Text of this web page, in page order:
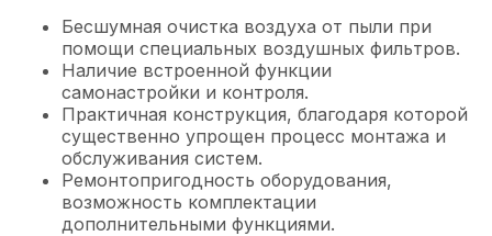
Бесшумная очистка воздуха от пыли при
помощи специальных воздушных фильтров.
Наличие встроенной функции
самонастройки и контроля.
Практичная конструкция, благодаря которой
существенно упрощен процесс монтажа и
обслуживания систем.
Ремонтопригодность оборудования,
возможность комплектации
дополнительными функциями.